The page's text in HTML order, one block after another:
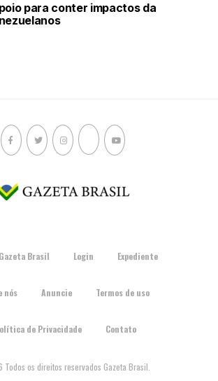
para conter impactos da
Brasil Login Expediente
nós Anuncie Termos de uso
de Privacidade Contato
os direitos reservados Gazeta Brasil.